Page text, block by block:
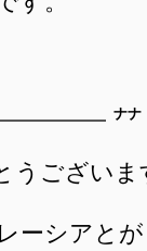
ナナ
うございま
ーシアと